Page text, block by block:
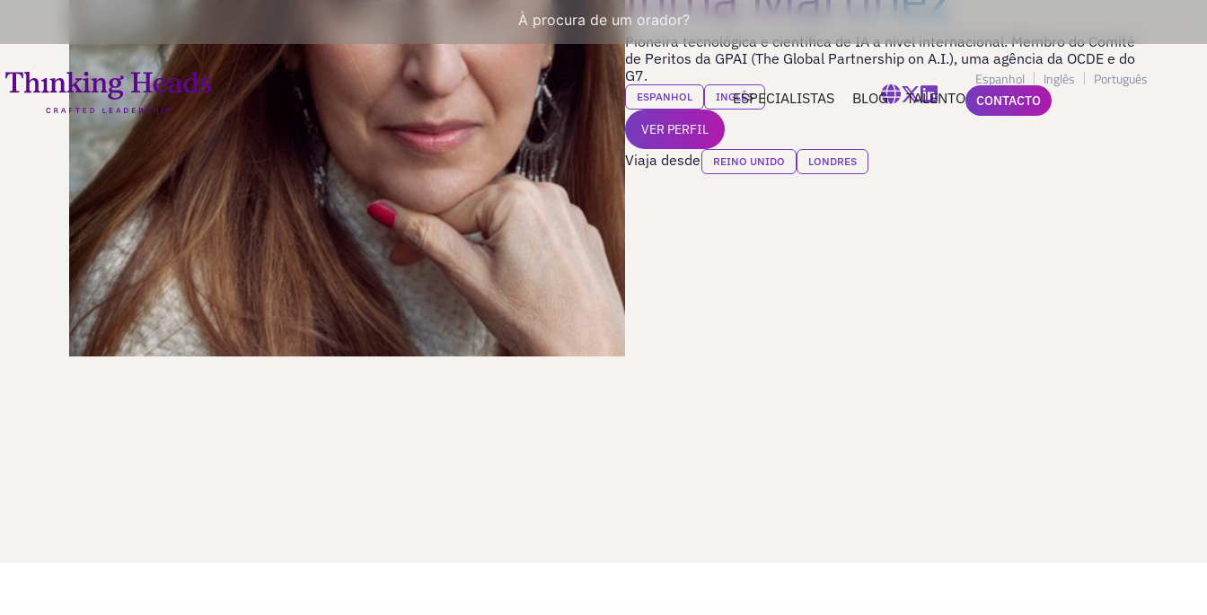
À procura de um orador?
ESPECIALISTAS BLOG TALENTO
Espanhol Inglês Português
CONTACTO
Pioneira tecnológica e científica de IA a nível internacional. Membro do Comité
de Peritos da GPAI (The Global Partnership on A.I.), uma agência da OCDE e do
G7.
ESPANHOL INGLÊS
VER PERFIL
Viaja desde REINO UNIDO LONDRES